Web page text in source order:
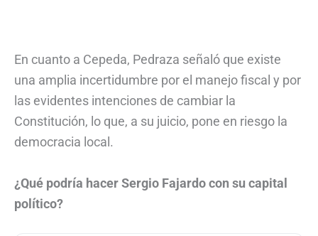
En cuanto a Cepeda, Pedraza señaló que existe
una amplia incertidumbre por el manejo fiscal y por
las evidentes intenciones de cambiar la
Constitución, lo que, a su juicio, pone en riesgo la
democracia local.
¿Qué podría hacer Sergio Fajardo con su capital
político?